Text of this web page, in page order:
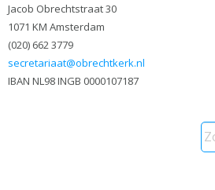
Jacob Obrechtstraat 30
1071 KM Amsterdam
(020) 662 3779
secretariaat@obrechtkerk.nl
IBAN NL98 INGB 0000107187